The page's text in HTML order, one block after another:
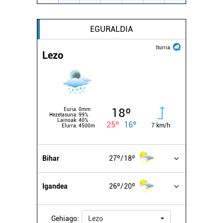
EGURALDIA
Iturria:
Lezo
Euria: 0mm
Hezetasuna: 99%
Lainoak: 40%
Elurra: 4500m
18º
25º 16º 7 km/h
Bihar 27º 18º
Igandea 26º 20º
Gehiago: Lezo